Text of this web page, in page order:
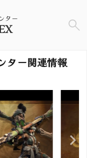
ター
ター関連情報